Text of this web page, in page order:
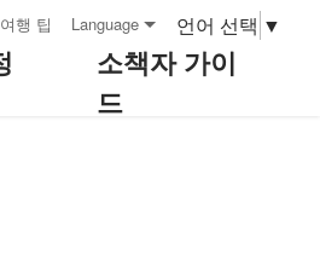
여행 팁 Language 언어 선택 ▼
소책자 가이
드